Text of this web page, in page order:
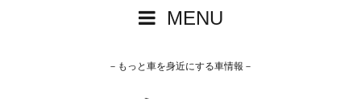
MENU
－もっと車を身近にする車情報－